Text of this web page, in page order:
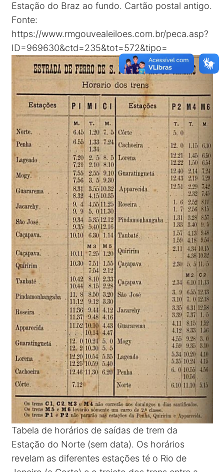
Estação do Braz ao fundo. Cartão postal antigo.
Fonte:
https://www.rmgouvealeiloes.com.br/peca.asp?
ID=969630&ctd=235&tot=572&tipo=
Tabela de horários de saídas de trem da
Estação do Norte (sem data). Os horários
revelam as diferentes estações té o Rio de